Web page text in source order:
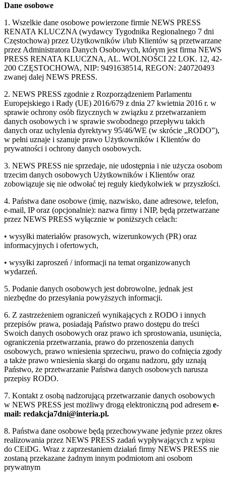
Dane osobowe
1. Wszelkie dane osobowe powierzone firmie NEWS PRESS
RENATA KLUCZNA (wydawcy Tygodnika Regionalnego 7 dni
Częstochowa) przez Użytkowników i/lub Klientów są przetwarzane
przez Administratora Danych Osobowych, którym jest firma NEWS
PRESS RENATA KLUCZNA, AL. WOLNOŚCI 22 LOK. 12, 42-
200 CZĘSTOCHOWA, NIP: 9491638514, REGON: 240720493
zwanej dalej NEWS PRESS.
2. NEWS PRESS zgodnie z Rozporządzeniem Parlamentu
Europejskiego i Rady (UE) 2016/679 z dnia 27 kwietnia 2016 r. w
sprawie ochrony osób fizycznych w związku z przetwarzaniem
danych osobowych i w sprawie swobodnego przepływu takich
danych oraz uchylenia dyrektywy 95/46/WE (w skrócie „RODO”),
w pełni uznaje i szanuje prawo Użytkowników i Klientów do
prywatności i ochrony danych osobowych.
3. NEWS PRESS nie sprzedaje, nie udostępnia i nie użycza osobom
trzecim danych osobowych Użytkowników i Klientów oraz
zobowiązuje się nie odwołać tej reguły kiedykolwiek w przyszłości.
4. Państwa dane osobowe (imię, nazwisko, dane adresowe, telefon,
e-mail, IP oraz (opcjonalnie): nazwa firmy i NIP, będą przetwarzane
przez NEWS PRESS wyłącznie w poniższych celach:
• wysyłki materiałów prasowych, wizerunkowych (PR) oraz
informacyjnych i ofertowych,
• wysyłki zaproszeń / informacji na temat organizowanych
wydarzeń.
5. Podanie danych osobowych jest dobrowolne, jednak jest
niezbędne do przesyłania powyższych informacji.
6. Z zastrzeżeniem ograniczeń wynikających z RODO i innych
przepisów prawa, posiadają Państwo prawo dostępu do treści
Swoich danych osobowych oraz prawo ich sprostowania, usunięcia,
ograniczenia przetwarzania, prawo do przenoszenia danych
osobowych, prawo wniesienia sprzeciwu, prawo do cofnięcia zgody
a także prawo wniesienia skargi do organu nadzoru, gdy uznają
Państwo, że przetwarzanie Państwa danych osobowych narusza
przepisy RODO.
7. Kontakt z osobą nadzorującą przetwarzanie danych osobowych
w NEWS PRESS jest możliwy drogą elektroniczną pod adresem e-
mail: redakcja7dni@interia.pl.
8. Państwa dane osobowe będą przechowywane jedynie przez okres
realizowania przez NEWS PRESS zadań wypływających z wpisu
do CEiDG. Wraz z zaprzestaniem działań firmy NEWS PRESS nie
zostaną przekazane żadnym innym podmiotom ani osobom
prywatnym